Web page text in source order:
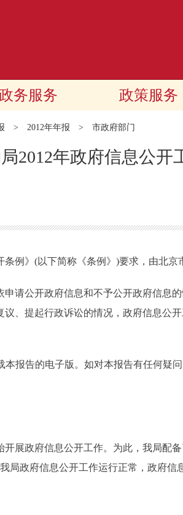
务服务 政策服务
> 2012年年报 > 市政府部门
2012年政府信息公开
》(以下简称《条例》)要求，由北京
公开政府信息和不予公开政府信息
、提起行政诉讼的情况，政府信息公
报告的电子版。如对本报告有任何疑
政府信息公开工作。为此，我局配
局政府信息公开工作运行正常，政府信